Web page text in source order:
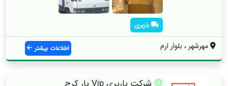
باربری
مهرشهر ، بلوار ارم اطلاعات بیشتر